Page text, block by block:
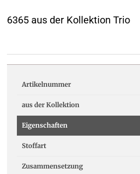
6365 aus der Kollektion Trio
Artikelnummer
aus der Kollektion
Eigenschaften
Stoffart
Zusammensetzung